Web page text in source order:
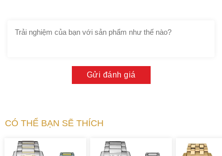
Gửi đánh giá
CÓ THỂ BẠN SẼ THÍCH